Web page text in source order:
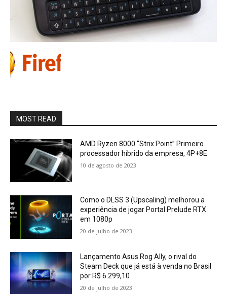
MOST READ
AMD Ryzen 8000 “Strix Point” Primeiro
processador híbrido da empresa, 4P+8E
10 de agosto de 2023
Como o DLSS 3 (Upscaling) melhorou a
experiência de jogar Portal Prelude RTX
em 1080p
20 de julho de 2023
Lançamento Asus Rog Ally, o rival do
Steam Deck que já está à venda no Brasil
por R$ 6.299,10
20 de julho de 2023